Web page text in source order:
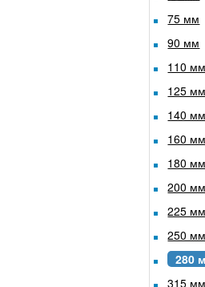
75 мм
90 мм
110 мм
125 мм
140 мм
160 мм
180 мм
200 мм
225 мм
250 мм
280
315 мм